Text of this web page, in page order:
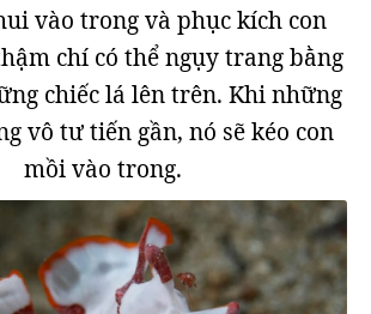
vào trong và phục kích con
chí có thể ngụy trang bằng
chiếc lá lên trên. Khi những
vô tư tiến gần, nó sẽ kéo con
mồi vào trong.